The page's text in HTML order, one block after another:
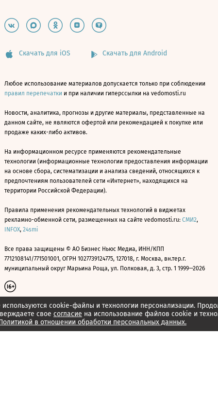
cookie-файлы и технологии персонализации.
свое согласие на использование файлов cookie и
в отношении обработки персональных данных.
Скачать для iOS Скачать для Android
Любое использование материалов допускается только при соблюдении
правил перепечатки и при наличии гиперссылки на vedomosti.ru
Новости, аналитика, прогнозы и другие материалы, представленные на
данном сайте, не являются офертой или рекомендацией к покупке или
продаже каких-либо активов.
На информационном ресурсе применяются рекомендательные
технологии (информационные технологии предоставления информации
на основе сбора, систематизации и анализа сведений, относящихся к
предпочтениям пользователей сети «Интернет», находящихся на
территории Российской Федерации).
Правила применения рекомендательных технологий в виджетах
рекламно-обменной сети, размещенных на сайте vedomosti.ru: СМИ2,
INFOX, 24smi
Все права защищены © АО Бизнес Ньюс Медиа, ИНН/КПП
7712108141/771501001, ОГРН 1027739124775, 127018, г. Москва, вн.тер.г.
муниципальный округ Марьина Роща, ул. Полковая, д. 3, стр. 1 1999—2026